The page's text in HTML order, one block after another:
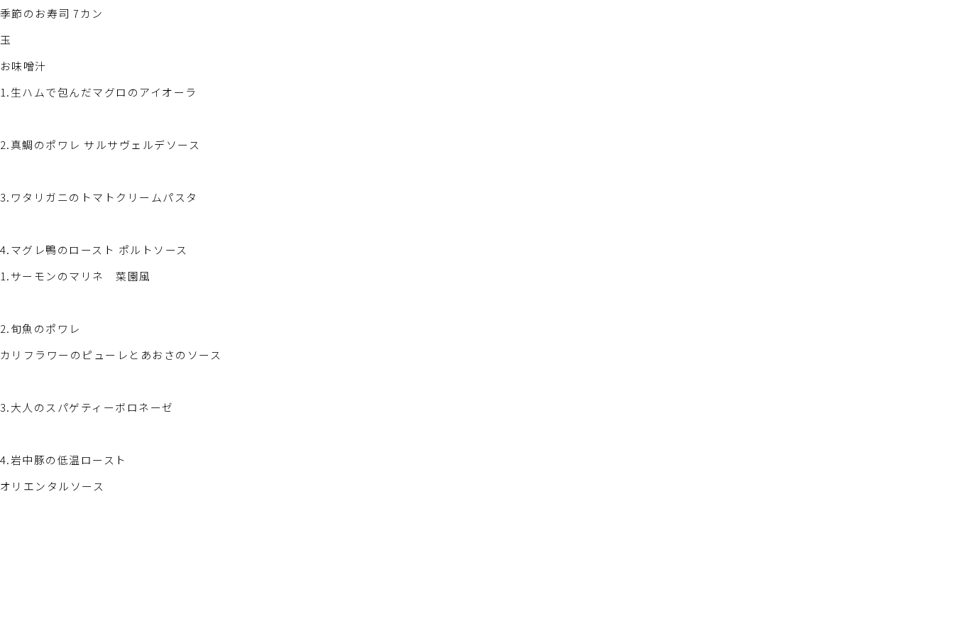
季節のお寿司 7カン
玉
お味噌汁
1.生ハムで包んだマグロのアイオーラ
2.真鯛のポワレ サルサヴェルデソース
3.ワタリガニのトマトクリームパスタ
4.マグレ鴨のロースト ポルトソース
1.サーモンのマリネ 菜園風
2.旬魚のポワレ
カリフラワーのピューレとあおさのソース
3.大人のスパゲティーボロネーゼ
4.岩中豚の低温ロースト
オリエンタルソース